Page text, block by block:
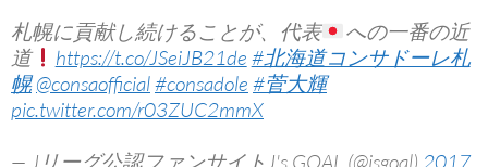
札幌に貢献し続けることが、代表
への一番の近
道
https://t.co/JSeiJB21de #北海道コンサドーレ札
幌 @consaofficial#consadole #菅大輝
pic.twitter.com/r03ZUC2mmX
— Jリーグ公認ファンサイトJ's GOAL (@jsgoal) 2017